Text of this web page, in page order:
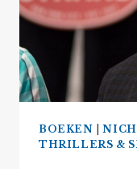
BOEKEN |
THRILLERS &